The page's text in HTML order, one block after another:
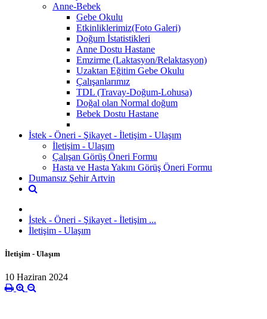
Anne-Bebek
Gebe Okulu
Etkinliklerimiz(Foto Galeri)
Doğum İstatistikleri
Anne Dostu Hastane
Emzirme (Laktasyon/Relaktasyon)
Uzaktan Eğitim Gebe Okulu
Çalışanlarımız
TDL (Travay-Doğum-Lohusa)
Doğal olan Normal doğum
Bebek Dostu Hastane
İstek - Öneri - Şikayet - İletişim - Ulaşım
İletişim - Ulaşım
Çalışan Görüş Öneri Formu
Hasta ve Hasta Yakını Görüş Öneri Formu
Dumansız Şehir Artvin
İstek - Öneri - Şikayet - İletişim ...
İletişim - Ulaşım
İletişim - Ulaşım
10 Haziran 2024